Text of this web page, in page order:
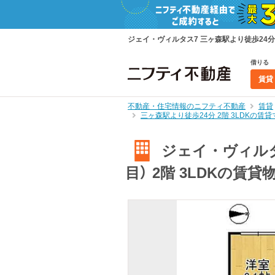
ジェイ・ヴィルタス7 三ヶ森駅より徒歩24
借りる
賃貸
不動産・住宅情報のニフティ不動産
賃貸
三ヶ森駅より徒歩24分 2階 3LDKの賃貸
ジェイ・ヴィル
目） 2階 3LDKの賃貸